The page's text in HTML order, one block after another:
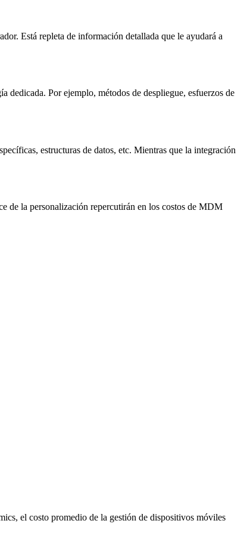
Está repleta de información detallada que le ayudará a
dedicada. Por ejemplo, métodos de despliegue, esfuerzos de
estructuras de datos, etc. Mientras que la integración
de la personalización repercutirán en los costos de MDM
el costo promedio de la gestión de dispositivos móviles